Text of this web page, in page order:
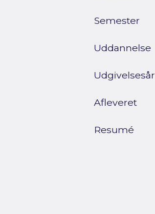
Semester
Uddannelse
Udgivelsesår
Afleveret
Resumé